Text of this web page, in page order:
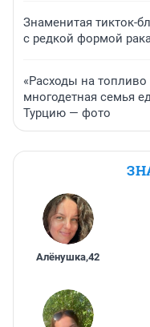
Знаменитая тикток-
с редкой формой
«Расходы на
многодетная семья
Турцию — фото
Алёнушка,42